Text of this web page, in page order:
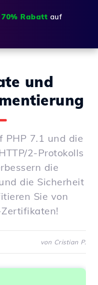
70% Rabatt auf
und
PHP 7.1 und die
2-Protokolls
die
die Sicherheit
Sie von
von Cristian P.